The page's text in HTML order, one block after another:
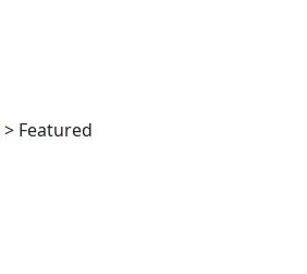
> Featured